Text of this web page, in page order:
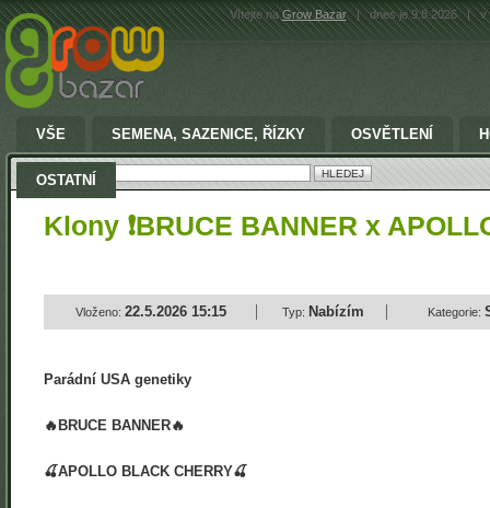
Vítejte naGrow Bazar | dnes je 9.8.2026 | v
VŠE SEMENA, SAZENICE, ŘÍZKY OSVĚTLENÍ
OSTATNÍ
Vyhledat:
Klony ❗BRUCE BANNER x
Vloženo: 22.5.2026 15:15 Typ: Nabízím Kategorie:
Parádní USA genetiky
🔥BRUCE BANNER🔥
🍒APOLLO BLACK CHERRY🍒